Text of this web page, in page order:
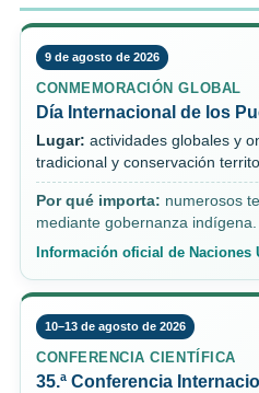
9 de agosto de 2026
CONMEMORACIÓN GLOBAL
Día Internacional de los
Lugar: actividades globales y
tradicional y conservación
Por qué importa: numerosos
mediante gobernanza indígena.
Información oficial de Naciones
10–13 de agosto de 2026
CONFERENCIA CIENTÍFICA
35.ª Conferencia